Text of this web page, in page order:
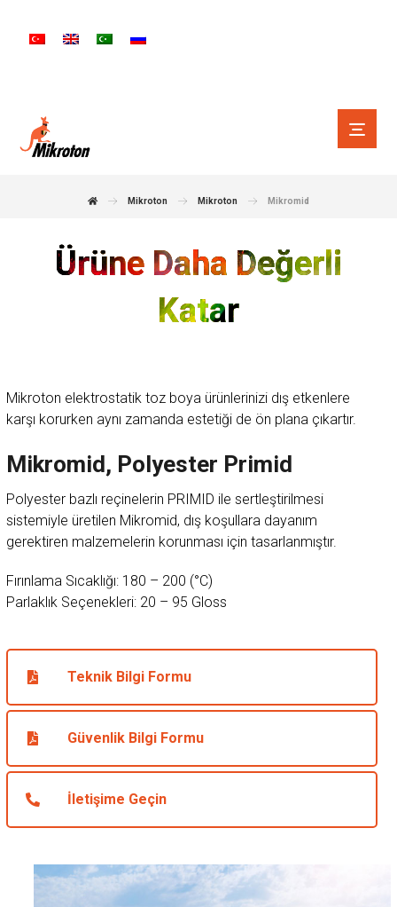
Mikroton Mikroton Mikromid
Ürüne Daha Değerli
Katar
Mikroton elektrostatik toz boya ürünlerinizi dış etkenlere
karşı korurken aynı zamanda estetiği de ön plana çıkartır.
Mikromid, Polyester Primid
Polyester bazlı reçinelerin PRIMID ile sertleştirilmesi
sistemiyle üretilen Mikromid, dış koşullara dayanım
gerektiren malzemelerin korunması için tasarlanmıştır.
Fırınlama Sıcaklığı: 180 – 200 (°C)
Parlaklık Seçenekleri: 20 – 95 Gloss
Teknik Bilgi Formu
Güvenlik Bilgi Formu
İletişime Geçin